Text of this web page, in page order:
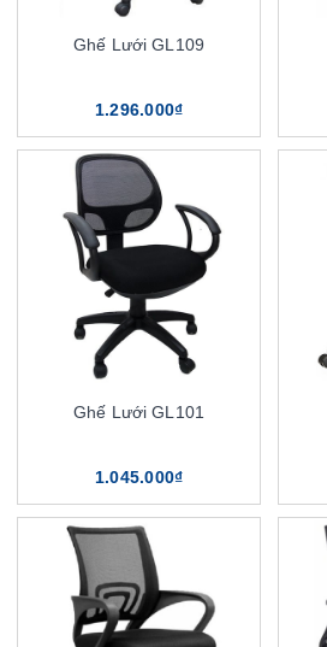
Ghế Lưới GL109
1.296.000₫
Ghế Lưới GL101
1.045.000₫